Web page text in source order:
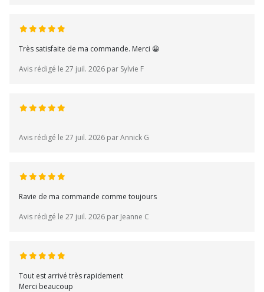
Très satisfaite de ma commande. Merci 😀
Avis rédigé le 27 juil. 2026 par Sylvie F
Avis rédigé le 27 juil. 2026 par Annick G
Ravie de ma commande comme toujours
Avis rédigé le 27 juil. 2026 par Jeanne C
Tout est arrivé très rapidement
Merci beaucoup